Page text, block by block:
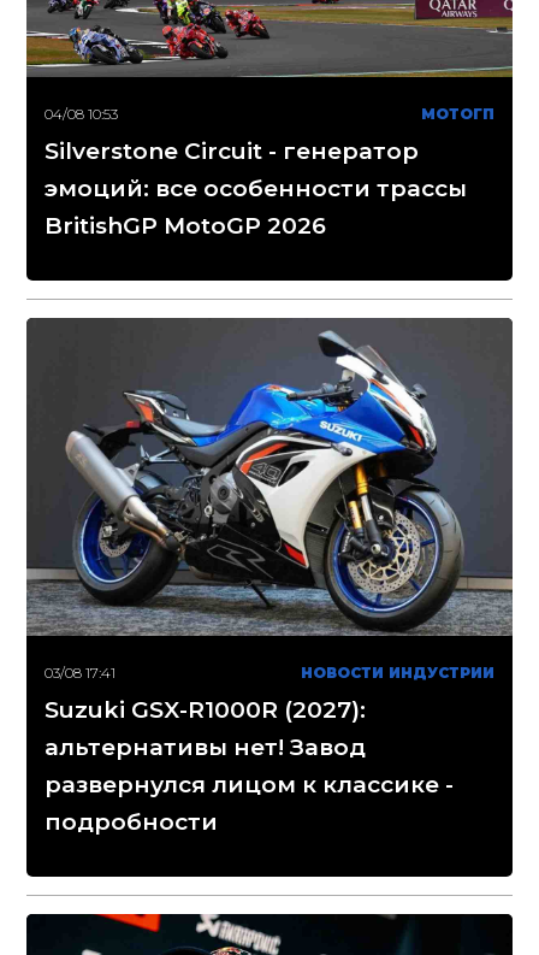
04/08 10:53 МОТОГП
Silverstone Circuit - генератор
эмоций: все особенности трассы
BritishGP MotoGP 2026
03/08 17:41 НОВОСТИ ИНДУСТРИИ
Suzuki GSX-R1000R (2027):
альтернативы нет! Завод
развернулся лицом к классике -
подробности